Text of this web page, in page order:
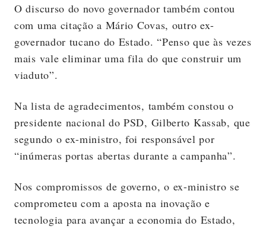
O discurso do novo governador também contou
com uma citação a Mário Covas, outro ex-
governador tucano do Estado. “Penso que às vezes
mais vale eliminar uma fila do que construir um
viaduto”.
Na lista de agradecimentos, também constou o
presidente nacional do PSD, Gilberto Kassab, que
segundo o ex-ministro, foi responsável por
“inúmeras portas abertas durante a campanha”.
Nos compromissos de governo, o ex-ministro se
comprometeu com a aposta na inovação e
tecnologia para avançar a economia do Estado,